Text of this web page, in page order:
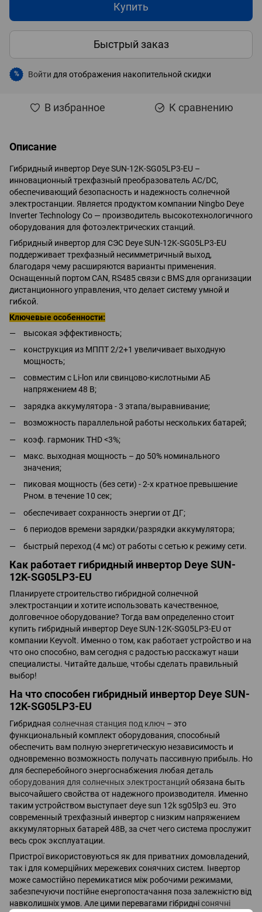
Купить
Быстрый заказ
% Войти для отображения накопительной скидки
В избранное К сравнению
Описание
Гибридный инвертор Deye SUN-12K-SG05LP3-EU –
инновационный трехфазный преобразователь АС/DC,
обеспечивающий безопасность и надежность солнечной
электростанции. Является продуктом компании Ningbo Deye
Inverter Technology Co — производитель высокотехнологичного
оборудования для фотоэлектрических станций.
Гибридный инвертор для СЭС Deye SUN-12K-SG05LP3-EU
поддерживает трехфазный несимметричный выход,
благодаря чему расширяются варианты применения.
Оснащенный портом CAN, RS485 связи с BMS для организации
дистанционного управления, что делает систему умной и
гибкой.
Ключевые особенности:
высокая эффективность;
конструкция из МППТ 2/2+1 увеличивает выходную
мощность;
совместим с Li-lon или свинцово-кислотными АБ
напряжением 48 В;
зарядка аккумулятора - 3 этапа/выравнивание;
возможность параллельной работы нескольких батарей;
коэф. гармоник THD <3%;
макс. выходная мощность – до 50% номинального
значения;
пиковая мощность (без сети) - 2-х кратное превышение
Рном. в течение 10 сек;
обеспечивает сохранность энергии от ДГ;
6 периодов времени зарядки/разрядки аккумулятора;
быстрый переход (4 мс) от работы с сетью к режиму сети.
Как работает гибридный инвертор Deye SUN-
12K-SG05LP3-EU
Планируете строительство гибридной солнечной
электростанции и хотите использовать качественное,
долговечное оборудование? Тогда вам определенно стоит
купить гибридный инвертор Deye SUN-12K-SG05LP3-EU от
компании Keyvolt. Именно о том, как работает устройство и на
что оно способно, вам сегодня с радостью расскажут наши
специалисты. Читайте дальше, чтобы сделать правильный
выбор!
На что способен гибридный инвертор Deye SUN-
12K-SG05LP3-EU
Гибридная солнечная станция под ключ – это
функциональный комплект оборудования, способный
обеспечить вам полную энергетическую независимость и
одновременно возможность получать пассивную прибыль. Но
для бесперебойного энергоснабжения любая деталь
оборудования для солнечных электростанций обязана быть
высочайшего свойства от надежного производителя. Именно
таким устройством выступает deye sun 12k sg05lp3 eu. Это
современный трехфазный инвертор с низким напряжением
аккумуляторных батарей 48В, за счет чего система прослужит
весь срок эксплуатации.
Пристрої використовуються як для приватних домовладений,
так і для комерційних мережевих сонячних систем. Інвертор
може самостійно перемикатися між робочими режимами,
забезпечуючи постійне енергопостачання поза залежністю від
навколишніх умов. Але цими перевагами гібриднісонячні